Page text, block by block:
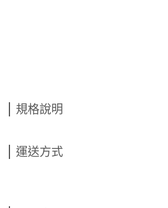
規格說明
運送方式